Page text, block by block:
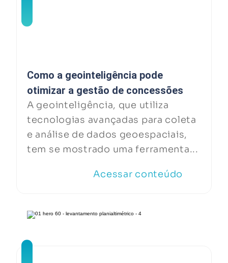
Como a geointeligência pode
otimizar a gestão de concessões
A geointeligência, que utiliza
tecnologias avançadas para coleta
e análise de dados geoespaciais,
tem se mostrado uma ferramenta...
Acessar conteúdo